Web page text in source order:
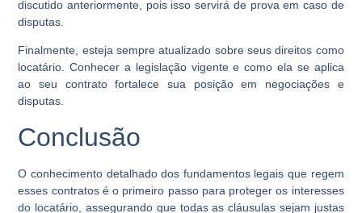
discutido anteriormente, pois isso servirá de prova em caso de
disputas.
Finalmente, esteja sempre atualizado sobre seus direitos como
locatário. Conhecer a legislação vigente e como ela se aplica
ao seu contrato fortalece sua posição em negociações e
disputas.
Conclusão
O conhecimento detalhado dos fundamentos legais que regem
esses contratos é o primeiro passo para proteger os interesses
do locatário, assegurando que todas as cláusulas sejam justas